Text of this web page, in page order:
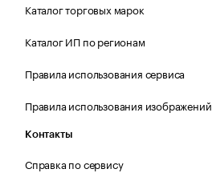
Каталог торговых марок
Каталог ИП по регионам
Правила использования сервиса
Правила использования изображений
Контакты
Справка по сервису